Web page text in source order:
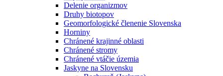
Delenie organizmov
Druhy biotopov
Geomorfologické členenie Slovenska
Horniny
Chránené krajinné oblasti
Chránené stromy
Chránené vtáčie územia
Jaskyne na Slovensku